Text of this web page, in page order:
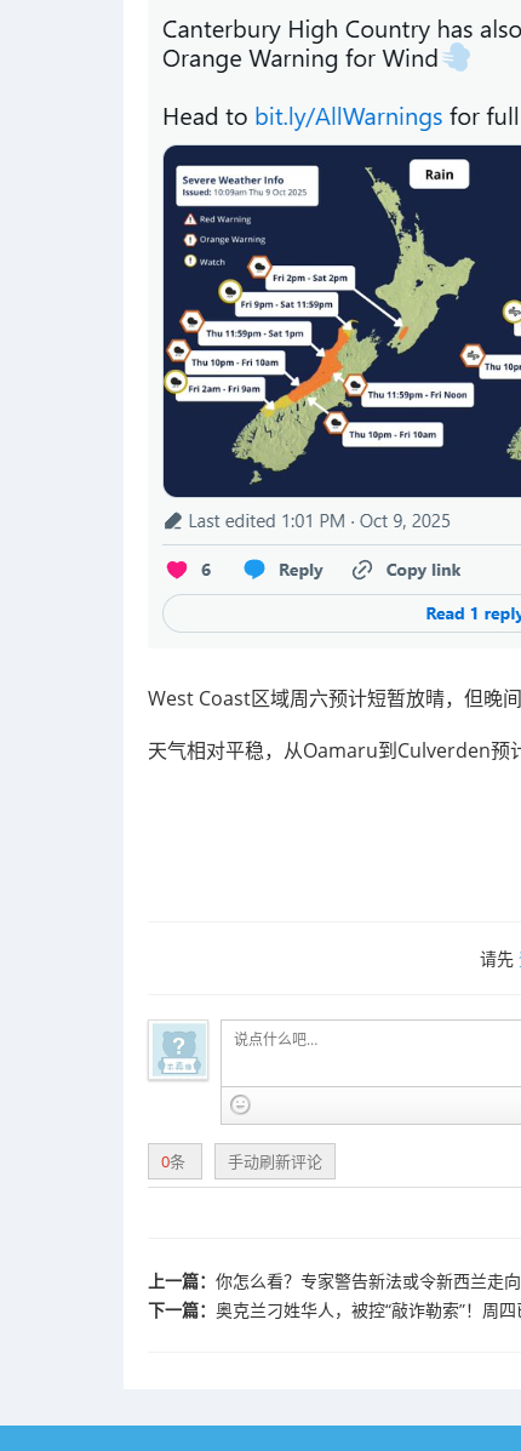
West Coast区域周六预计短暂放晴，但晚
天气相对平稳，从Oamaru到Culverden预
请先
0条 手动刷新评论
上一篇： 你怎么看？专家警告新法或令新西兰走
下一篇： 奥克兰刁姓华人，被控“敲诈勒索”！周四